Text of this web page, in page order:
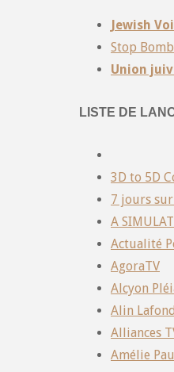
Jewish
Stop
Union
LISTE DE
3D to 5D
7 jours
A
Actualité
AgoraTV
Alcyon
Alin Lafond
Alliances
Amélie